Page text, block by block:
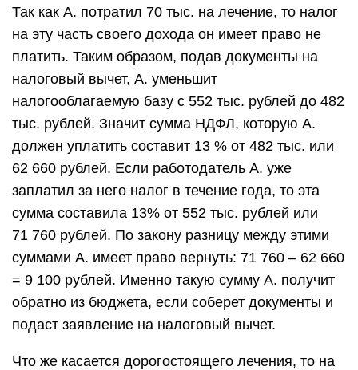
Так как А. потратил 70 тыс. на лечение, то налог
на эту часть своего дохода он имеет право не
платить. Таким образом, подав документы на
налоговый вычет, А. уменьшит
налогооблагаемую базу с 552 тыс. рублей до 482
тыс. рублей. Значит сумма НДФЛ, которую А.
должен уплатить составит 13 % от 482 тыс. или
62 660 рублей. Если работодатель А. уже
заплатил за него налог в течение года, то эта
сумма составила 13% от 552 тыс. рублей или
71 760 рублей. По закону разницу между этими
суммами А. имеет право вернуть: 71 760 – 62 660
= 9 100 рублей. Именно такую сумму А. получит
обратно из бюджета, если соберет документы и
подаст заявление на налоговый вычет.
Что же касается дорогостоящего лечения, то на